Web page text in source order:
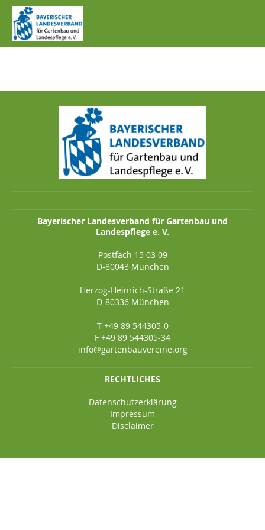
IMG_0164.JPG
Bayerischer Landesverband für Gartenbau und
Landespflege e. V.
Postfach 15 03 09
D-80043 München
Herzog-Heinrich-Straße 21
D-80336 München
T +49 89 544305-0
F +49 89 544305-34
info@gartenbauvereine.org
RECHTLICHES
Datenschutzerklärung
Impressum
Disclaimer